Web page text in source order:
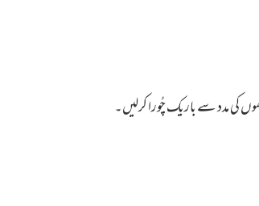
کی مدد سے باریک چُورا کرلیں۔